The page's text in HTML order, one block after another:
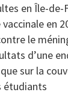
en Île-de-
en
le
d’une
sur la
étudiants